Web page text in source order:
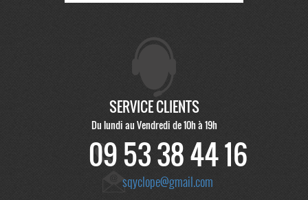
SERVICE CLIENTS
Du lundi au Vendredi de 10h à 19h
09 53 38 44 16
sqyclope@gmail.com